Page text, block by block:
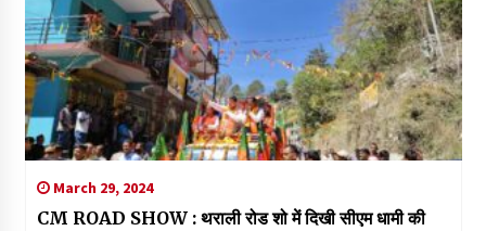
March 29, 2024
CM ROAD SHOW : थराली रोड शो में दिखी सीएम धामी की